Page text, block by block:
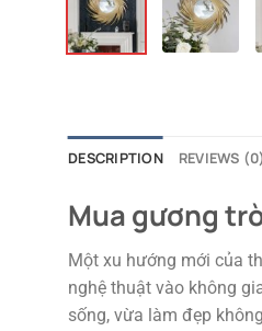
DESCRIPTION REVIEWS (0)
Mua gương
Một xu hướng mới của
nghệ thuật vào không
sống, vừa làm đẹp